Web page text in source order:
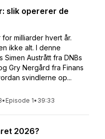
slik opererer de
milliarder hvert år.
ikke alt. I denne
Austrått fra DNBs
Gry Nergård fra Finans
svindlerne op...
• Episode 1• 39:33
2026?